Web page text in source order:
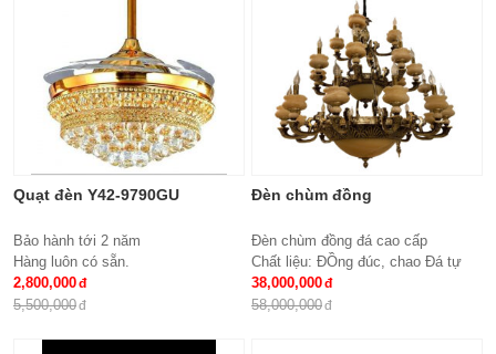
Quạt đèn Y42-9790GU
Bảo hành tới 2 năm
Hàng luôn có sẵn.
2,800,000
5,500,000
Đèn chùm đồng
Đèn chùm đồng đá cao cấp
Chất liệu: ĐỒng đúc, chao Đá tự
nhiên
Số lượng tay : 24 tay
38,000,000
58,000,000